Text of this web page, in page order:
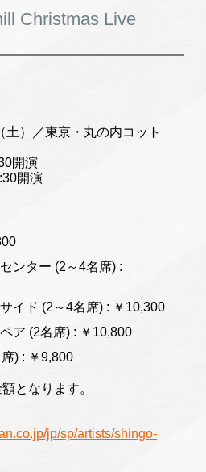
Christmas Live
土）／東京・丸の内コット
開演
開演
ンター (2～4名席) :
イド (2～4名席) : ￥10,300
ア (2名席) : ￥10,800
) : ￥9,800
となります。
jp/sp/artists/shingo-